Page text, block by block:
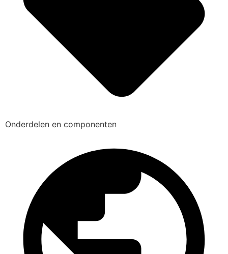
Onderdelen en componenten